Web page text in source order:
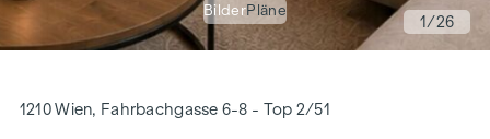
BilderPläne
1/26
1210 Wien, Fahrbachgasse 6-8 - Top 2/51